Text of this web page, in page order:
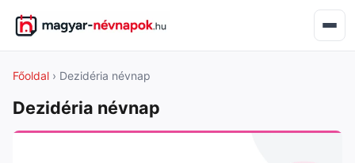
Főoldal › Dezidéria névnap
Dezidéria névnap